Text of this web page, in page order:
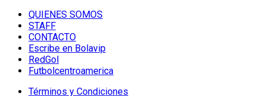
QUIENES SOMOS
STAFF
CONTACTO
Escribe en Bolavip
RedGol
Futbolcentroamerica
Términos y Condiciones